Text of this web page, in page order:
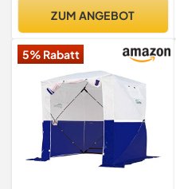
Fly 2 Erweiterbare Veranda
ZUM ANGEBOT
5% Rabatt